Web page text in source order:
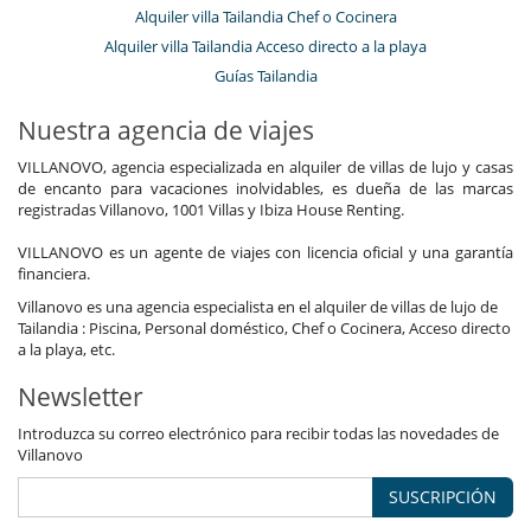
Alquiler villa Tailandia Chef o Cocinera
Alquiler villa Tailandia Acceso directo a la playa
Guías Tailandia
Nuestra agencia de viajes
VILLANOVO, agencia especializada en alquiler de villas de lujo y casas
de encanto para vacaciones inolvidables, es dueña de las marcas
registradas Villanovo, 1001 Villas y Ibiza House Renting.
VILLANOVO es un agente de viajes con licencia oficial y una garantía
financiera.
Villanovo es una agencia especialista en el alquiler de villas de lujo de
Tailandia : Piscina, Personal doméstico, Chef o Cocinera, Acceso directo
a la playa, etc.
Newsletter
Introduzca su correo electrónico para recibir todas las novedades de
Villanovo
SUSCRIPCIÓN